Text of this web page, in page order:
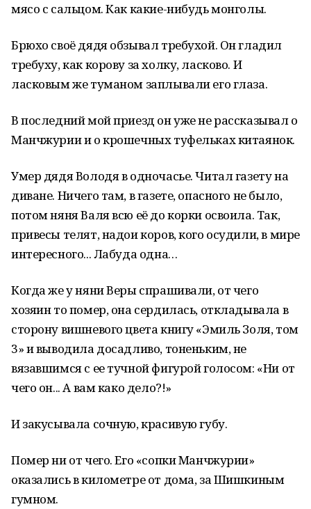
мясо с сальцом. Как какие-нибудь монголы.
Брюхо своё дядя обзывал требухой. Он гладил
требуху, как корову за холку, ласково. И
ласковым же туманом заплывали его глаза.
В последний мой приезд он уже не рассказывал о
Манчжурии и о крошечных туфельках китаянок.
Умер дядя Володя в одночасье. Читал газету на
диване. Ничего там, в газете, опасного не было,
потом няня Валя всю её до корки освоила. Так,
привесы телят, надои коров, кого осудили, в мире
интересного... Лабуда одна…
Когда же у няни Веры спрашивали, от чего
хозяин то помер, она сердилась, откладывала в
сторону вишневого цвета книгу «Эмиль Золя, том
3» и выводила досадливо, тоненьким, не
вязавшимся с ее тучной фигурой голосом: «Ни от
чего он... А вам како дело?!»
И закусывала сочную, красивую губу.
Помер ни от чего. Его «сопки Манчжурии»
оказались в километре от дома, за Шишкиным
гумном.